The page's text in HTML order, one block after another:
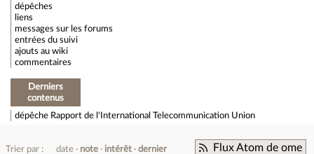
dépêches
liens
messages sur les forums
entrées du suivi
ajouts au wiki
commentaires
Derniers
contenus
dépêche Rapport de l'International Telecommunication Union
Flux Atom de ome
Trier par : date note intérêt
dernier